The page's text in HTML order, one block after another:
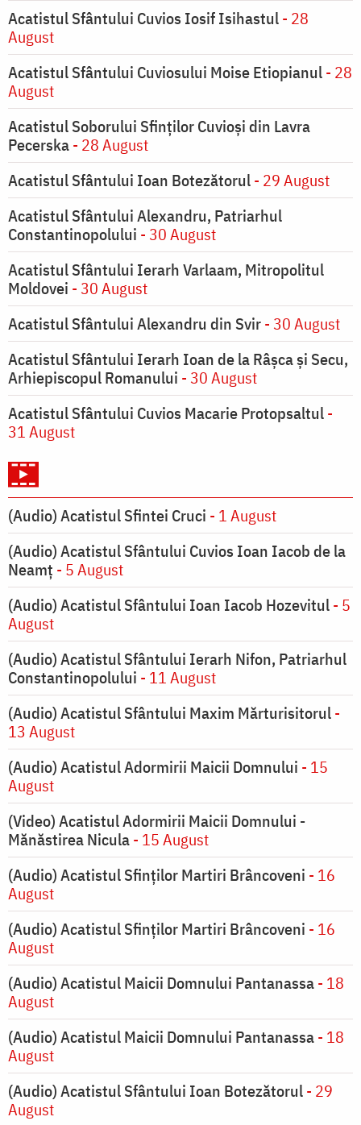
Acatistul Sfântului Cuvios Iosif Isihastul- 28
August
Acatistul Sfântului Cuviosului Moise Etiopianul- 28
August
Acatistul Soborului Sfinților Cuvioși din Lavra
Pecerska- 28 August
Acatistul Sfântului Ioan Botezătorul- 29 August
Acatistul Sfântului Alexandru, Patriarhul
Constantinopolului - 30 August
Acatistul Sfântului Ierarh Varlaam, Mitropolitul
Moldovei - 30 August
Acatistul Sfântului Alexandru din Svir- 30 August
Acatistul Sfântului Ierarh Ioan de la Râşca şi Secu,
Arhiepiscopul Romanului - 30 August
Acatistul Sfântului Cuvios Macarie Protopsaltul-
31 August
(Audio) Acatistul Sfintei Cruci - 1 August
(Audio) Acatistul Sfântului Cuvios Ioan Iacob de la
Neamț - 5 August
(Audio) Acatistul Sfântului Ioan Iacob Hozevitul- 5
August
(Audio) Acatistul Sfântului Ierarh Nifon, Patriarhul
Constantinopolului - 11 August
(Audio) Acatistul Sfântului Maxim Mărturisitorul-
13 August
(Audio) Acatistul Adormirii Maicii Domnului - 15
August
(Video) Acatistul Adormirii Maicii Domnului -
Mănăstirea Nicula- 15 August
(Audio) Acatistul Sfinților Martiri Brâncoveni - 16
August
(Audio) Acatistul Sfinților Martiri Brâncoveni - 16
August
(Audio) Acatistul Maicii Domnului Pantanassa- 18
August
(Audio) Acatistul Maicii Domnului Pantanassa- 18
August
(Audio) Acatistul Sfântului Ioan Botezătorul- 29
August